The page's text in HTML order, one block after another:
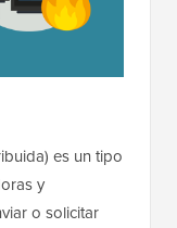
es un tipo
y
o solicitar